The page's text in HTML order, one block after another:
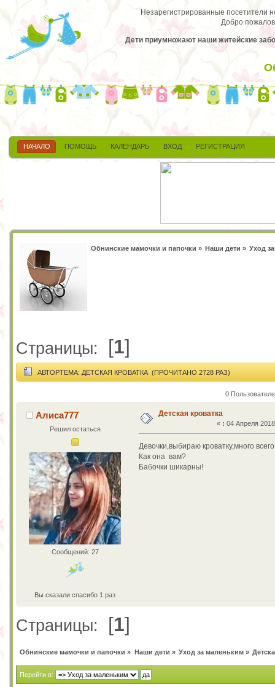
Незарегистрированные посетители
Добро
Дети приумножают наши житейские
НАЧАЛО ПОМОЩЬ КАЛЕНДАРЬ ВХОД РЕГИСТРАЦИЯ
Обнинские мамочки и папочки » Наши дети » Уход
Страницы: [1]
АВТОРТЕМА: ДЕТСКАЯ КРОВАТКА (ПРОЧИТАНО 2728 РАЗ)
0
Алиса777
Решил остаться
Сообщений: 27
Вы сказали спасибо 1 раз
Детская кроватка
« : 04 Апреля
Девочки,выбираю кроватку,много
Как она вам?
Бабочки шикарны!
Страницы: [1]
Обнинские мамочки и папочки » Наши дети » Уход за маленьким»
Перейти в: